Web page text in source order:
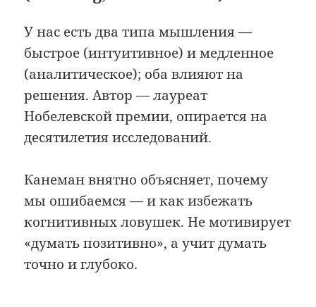
У нас есть два типа мышления —
быстрое (интуитивное) и медленное
(аналитическое); оба влияют на
решения. Автор — лауреат
Нобелевской премии, опирается на
десятилетия исследований.
Канеман внятно объясняет, почему
мы ошибаемся — и как избежать
когнитивных ловушек. Не мотивирует
«думать позитивно», а учит думать
точно и глубоко.